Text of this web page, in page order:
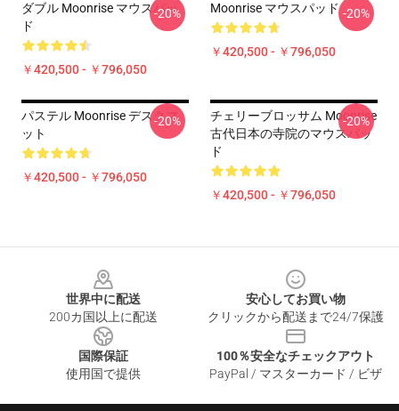
ダブル Moonrise マウスパッ
ド
￥420,500 - ￥796,050
-20% Moonrise マウスパッド
￥420,500 - ￥796,050
-20%
パステル Moonrise デスクマ
ット
￥420,500 - ￥796,050
-20%
チェリーブロッサム Moonrise
古代日本の寺院のマウスパッ
ド
￥420,500 - ￥796,050
-20%
世界中に配送
200カ国以上に配送
安心してお買い物
クリックから配送まで24/7保護
国際保証
使用国で提供
100％安全なチェックアウト
PayPal / マスターカード / ビザ